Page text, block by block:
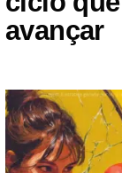
avançar